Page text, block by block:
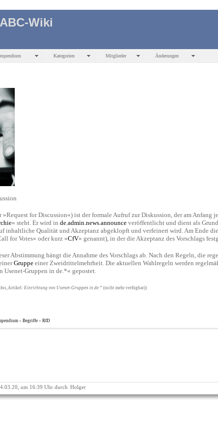
Wiki
Kategorien Mitglieder Änderungen
for Discussion«) ist der formale Aufruf zur Diskussion, der am Anfang
« steht. Er wird in de.admin.news.announce veröffentlicht und dient als
inhaltliche Qualität und Akzeptanz abgeklopft und verfeinert wird. Am Ende
for Votes« oder kurz »CfV« genannt), in der die Akzeptanz des Vorschlags
Abstimmung hängt die Annahme des Vorschlags ab. Nach den Regeln, die
Gruppe einer Zweidrittelmehrheit. Die aktuellen Wahlregeln werden
Gruppen in de.*« gepostet.
Artikel: Einrichtung von Usenet-Gruppen in de.* (nicht mehr verfügbar))
» Begriffe » RfD
um 16:39 Uhr durch Holger